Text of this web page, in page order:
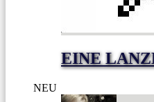
EINE
NEU